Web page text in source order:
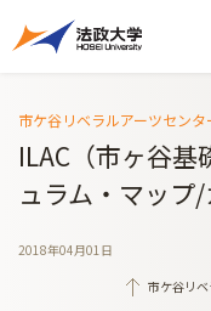
市ケ谷リベラルアーツセン
ILAC（市ヶ谷
ュラム・マップ
2018年04月01日
市ケ谷リ